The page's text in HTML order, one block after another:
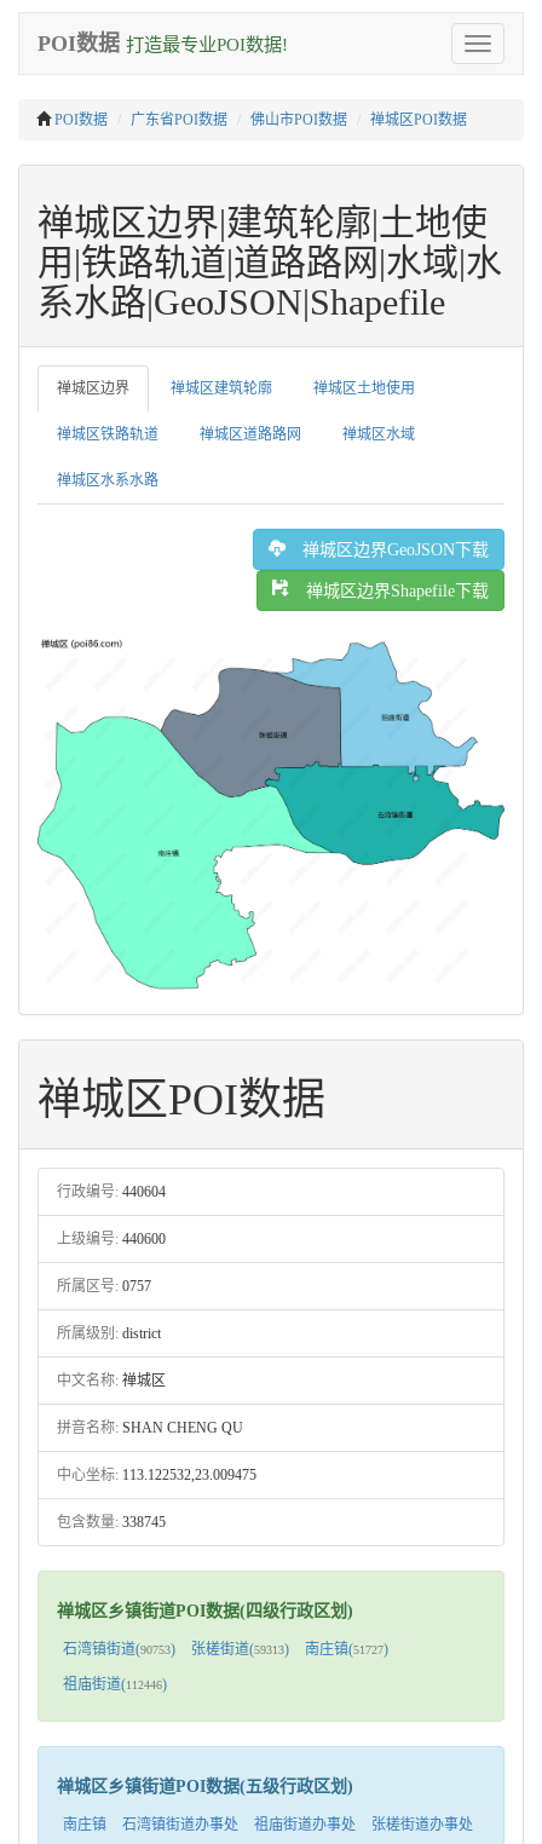
Toggle
navigation
POI数据 打造最专业POI数据!
POI数据 广东省POI数据 佛山市POI数据 禅城区POI数据
禅城区边界|建筑轮廓|土地使
用|铁路轨道|道路路网|水域|水
系水路|GeoJSON|Shapefile
禅城区边界 禅城区建筑轮廓 禅城区土地使用
禅城区铁路轨道 禅城区道路路网 禅城区水域
禅城区水系水路
禅城区边界GeoJSON下载
禅城区边界Shapefile下载
禅城区POI数据
行政编号: 440604
上级编号: 440600
所属区号: 0757
所属级别: district
中文名称: 禅城区
拼音名称: SHAN CHENG QU
中心坐标: 113.122532,23.009475
包含数量: 338745
禅城区乡镇街道POI数据(四级行政区划)
石湾镇街道(90753) 张槎街道(59313) 南庄镇(51727)
祖庙街道(112446)
禅城区乡镇街道POI数据(五级行政区划)
南庄镇 石湾镇街道办事处 祖庙街道办事处 张槎街道办事处